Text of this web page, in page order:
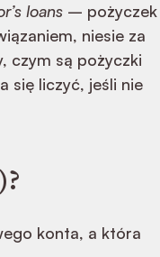
loans – pożyczek
niesie za
czym są pożyczki
się liczyć, jeśli nie
konta, a która